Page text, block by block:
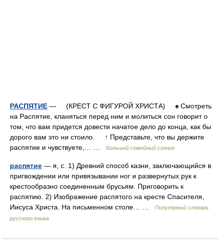
РАСПЯТИЕ — (КРЕСТ С ФИГУРОЙ ХРИСТА) ♠ Смотреть
на Распятие, кланяться перед ним и молиться сон говорит о
том, что вам придется довести начатое дело до конца, как бы
дорого вам это ни стоило. ↑ Представьте, что вы держите
распятие и чувствуете,… …
Большой семейный сонник
распятие — я, с. 1) Древний способ казни, заключающийся в
пригвождении или привязывании ног и развернутых рук к
крестообразно соединенным брусьям. Приговорить к
распятию. 2) Изображение распятого на кресте Спасителя,
Иисуса Христа. На письменном столе… …
Популярный словарь
русского языка